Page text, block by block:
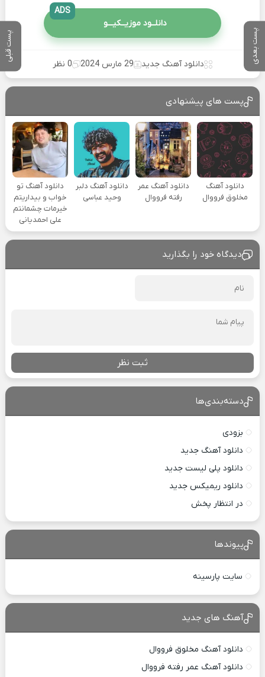
پست بعدی پست قبلی
دانلــود موزیــکیـــو
ADS
دانلود آهنگ جدید 29 مارس 2024 0 نظر
پست های پیشنهادی
دانلود آهنگ
مخلوق فرووال
دانلود آهنگ عمر
رفته فرووال
دانلود آهنگ دلبر
وحید عباسی
دانلود آهنگ تو
خواب و بیداریتم
خیرمات چشمانتم
علی احمدیانی
دیدگاه خود را بگذارید
ثبت نظر
دسته‌بندی‌ها
بزودی
دانلود آهنگ جدید
دانلود پلی لیست جدید
دانلود ریمیکس جدید
در انتظار پخش
پیوندها
سایت پارسینه
آهنگ های جدید
دانلود آهنگ مخلوق فرووال
دانلود آهنگ عمر رفته فرووال